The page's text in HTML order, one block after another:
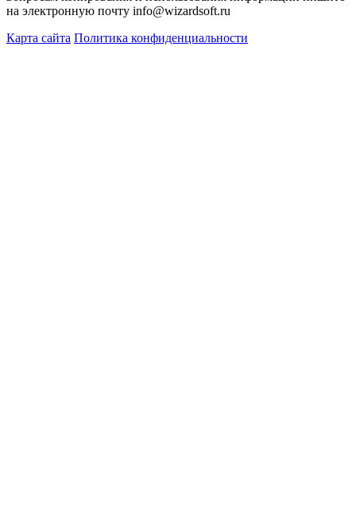
на электронную почту info@wizardsoft.ru
Карта сайта Политика конфиденциальности